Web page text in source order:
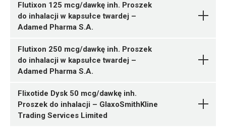
Fluticasoni propionas
Pytanie o produkt
Fluticasoni propionas
R03BA05
Adamed Pharma S.A.
Fluticasoni propionas
Ulotka
05909991401771 ¦ Rp ¦ 132427
1 poj. 120 dawek
2 poj. 120 dawek
R03BA05
05909991401788 ¦ Rp ¦ 132428
1 poj. 120 dawek
05909991402662 ¦ Rp ¦ 132538
05909990484614 ¦ Rp ¦ Skasowane ¦ 15543
1 poj. 28 dawek
05909990484621 ¦ Rp ¦ 15544
Flutixon 125 mcg/dawkę inh. Proszek
do inhalacji w kapsułce twardej –
Adamed Pharma S.A.
Flutixon 250 mcg/dawkę inh. Proszek
do inhalacji w kapsułce twardej –
Adamed Pharma S.A.
Flixotide Dysk 50 mcg/dawkę inh.
Proszek do inhalacji – GlaxoSmithKline
Trading Services Limited